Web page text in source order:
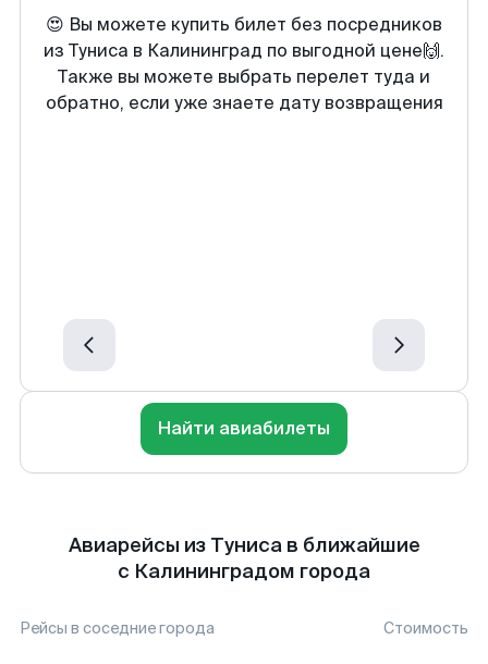
😍 Вы можете купить билет без посредников
из Туниса в Калининград по выгодной цене🙌.
Также вы можете выбрать перелет туда и
обратно, если уже знаете дату возвращения
Найти авиабилеты
Авиарейсы из Туниса в ближайшие
с Калининградом города
Рейсы в соседние города Стоимость